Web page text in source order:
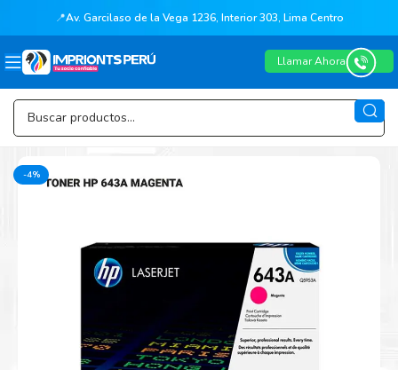
📍Av. Garcilaso de la Vega 1236, Interior 303, Lima Centro
Llamar Ahora
-4%